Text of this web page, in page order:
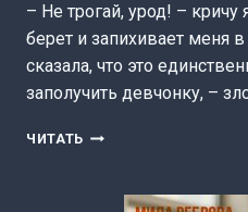
– Не трогай, урод! – кричу
берет и запихивает меня
сказала, что это
заполучить девчонку, –
ЧИТАТЬ ПОХИЩЕННАЯ
МАЖОРА